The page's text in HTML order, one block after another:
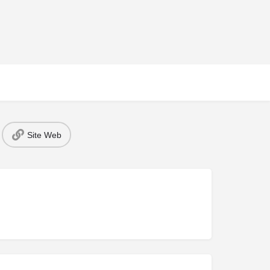
Site Web